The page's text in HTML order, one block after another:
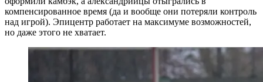
компенсированное время (да и вообще они потеряли контроль
над игрой). Эпицентр работает на максимуме возможностей,
но даже этого не хватает.